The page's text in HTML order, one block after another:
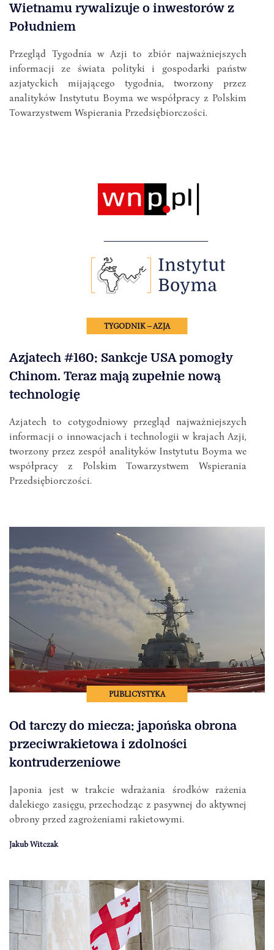
Wietnamu rywalizuje o inwestorów z
Południem
Przegląd Tygodnia w Azji to zbiór najważniejszych
informacji ze świata polityki i gospodarki państw
azjatyckich mijającego tygodnia, tworzony przez
analityków Instytutu Boyma we współpracy z Polskim
Towarzystwem Wspierania Przedsiębiorczości.
TYGODNIK – AZJA
Azjatech #160: Sankcje USA pomogły
Chinom. Teraz mają zupełnie nową
technologię
Azjatech to cotygodniowy przegląd najważniejszych
informacji o innowacjach i technologii w krajach Azji,
tworzony przez zespół analityków Instytutu Boyma we
współpracy z Polskim Towarzystwem Wspierania
Przedsiębiorczości.
PUBLICYSTYKA
Od tarczy do miecza: japońska obrona
przeciwrakietowa i zdolności
kontruderzeniowe
Japonia jest w trakcie wdrażania środków rażenia
dalekiego zasięgu, przechodząc z pasywnej do aktywnej
obrony przed zagrożeniami rakietowymi.
Jakub Witczak